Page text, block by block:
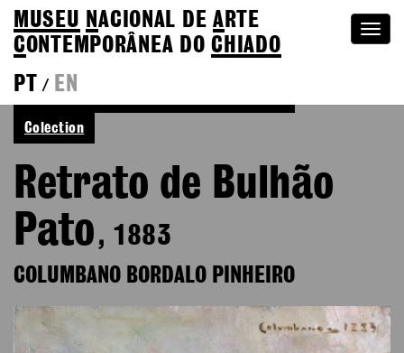
MUSEU NACIONAL DEA RTE
CONTEMPORÂNEA DOCHIADO
PT
/ EN
Colection
Retrato de Bulhão
Pato , 1883
COLUMBANO BORDALO PINHEIRO